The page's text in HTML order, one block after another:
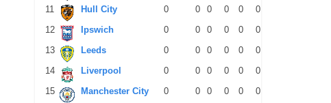
11
Hull City 0 0 0 0 0 0
12
Ipswich 0 0 0 0 0 0
13
Leeds 0 0 0 0 0 0
14
Liverpool 0 0 0 0 0 0
15
Manchester City 0 0 0 0 0 0